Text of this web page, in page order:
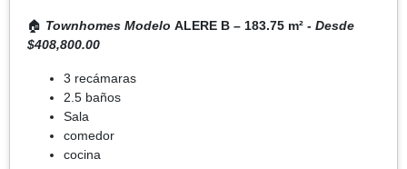
🏠 Townhomes Modelo ALERE B – 183.75 m² - Desde
$408,800.00
3 recámaras
2.5 baños
Sala
comedor
cocina